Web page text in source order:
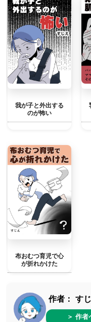
我が子と外出する
のが怖い
布おむつ育児で心
が折れかけた
作者： す
＞ 作者